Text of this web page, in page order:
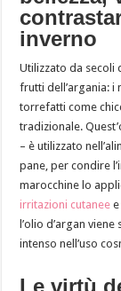
inverno
Utilizzato da secoli
frutti dell’argania: i
torrefatti come
tradizionale.
– è utilizzato
pane, per condire
marocchine lo
irritazioni cutanee
l’olio d’argan
intenso nell’uso
Le virtù